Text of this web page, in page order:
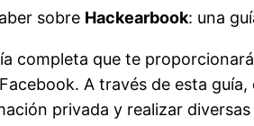
sobre Hackearbook: una
completa que te
A través de esta
privada y realizar